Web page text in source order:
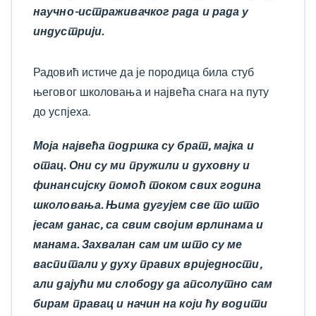
научно-истраживачког рада и рада у
индустрији.
Радовић истиче да је породица била стуб
његовог школовања и највећа снага на путу
до успјеха.
Моја највећа подршка су брат, мајка и
отац. Они су ми пружили и духовну и
финансијску помоћ током свих година
школовања. Њима дугујем све то што
јесам данас, са свим својим врлинама и
манама. Захвалан сам им што су ме
васпитали у духу правих вриједности,
али дајући ми слободу да апсолутно сам
бирам правац и начин на који ћу водити